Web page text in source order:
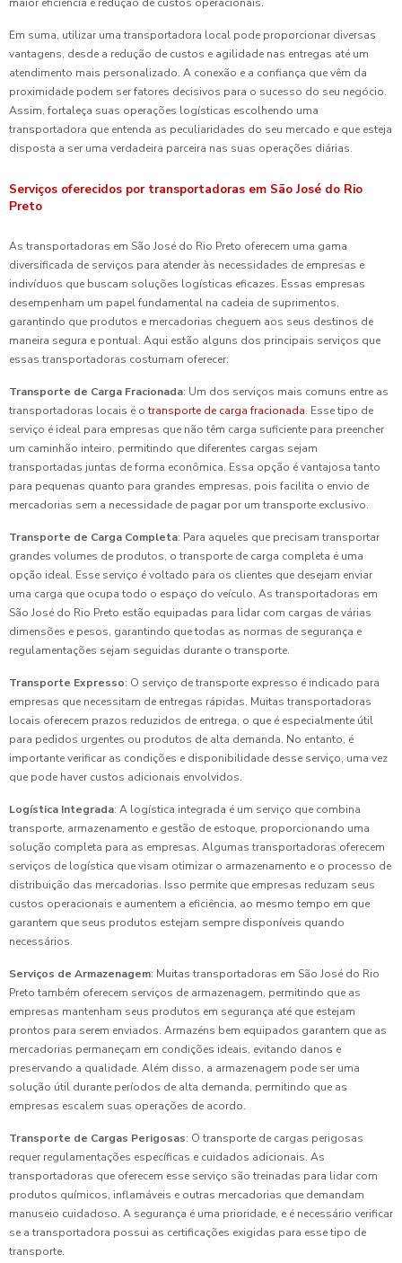
Em suma, utilizar uma transportadora local pode proporcionar diversas
vantagens, desde a redução de custos e agilidade nas entregas até um
atendimento mais personalizado. A conexão e a confiança que vêm da
proximidade podem ser fatores decisivos para o sucesso do seu negócio.
Assim, fortaleça suas operações logísticas escolhendo uma
transportadora que entenda as peculiaridades do seu mercado e que esteja
disposta a ser uma verdadeira parceira nas suas operações diárias.
Serviços oferecidos por transportadoras em São José do Rio
Preto
As transportadoras em São José do Rio Preto oferecem uma gama
diversificada de serviços para atender às necessidades de empresas e
indivíduos que buscam soluções logísticas eficazes. Essas empresas
desempenham um papel fundamental na cadeia de suprimentos,
garantindo que produtos e mercadorias cheguem aos seus destinos de
maneira segura e pontual. Aqui estão alguns dos principais serviços que
essas transportadoras costumam oferecer:
Transporte de Carga Fracionada: Um dos serviços mais comuns entre as
transportadoras locais é otransporte de carga fracionada. Esse tipo de
serviço é ideal para empresas que não têm carga suficiente para preencher
um caminhão inteiro, permitindo que diferentes cargas sejam
transportadas juntas de forma econômica. Essa opção é vantajosa tanto
para pequenas quanto para grandes empresas, pois facilita o envio de
mercadorias sem a necessidade de pagar por um transporte exclusivo.
Transporte de Carga Completa: Para aqueles que precisam transportar
grandes volumes de produtos, o transporte de carga completa é uma
opção ideal. Esse serviço é voltado para os clientes que desejam enviar
uma carga que ocupa todo o espaço do veículo. As transportadoras em
São José do Rio Preto estão equipadas para lidar com cargas de várias
dimensões e pesos, garantindo que todas as normas de segurança e
regulamentações sejam seguidas durante o transporte.
Transporte Expresso: O serviço de transporte expresso é indicado para
empresas que necessitam de entregas rápidas. Muitas transportadoras
locais oferecem prazos reduzidos de entrega, o que é especialmente útil
para pedidos urgentes ou produtos de alta demanda. No entanto, é
importante verificar as condições e disponibilidade desse serviço, uma vez
que pode haver custos adicionais envolvidos.
Logística Integrada: A logística integrada é um serviço que combina
transporte, armazenamento e gestão de estoque, proporcionando uma
solução completa para as empresas. Algumas transportadoras oferecem
serviços de logística que visam otimizar o armazenamento e o processo de
distribuição das mercadorias. Isso permite que empresas reduzam seus
custos operacionais e aumentem a eficiência, ao mesmo tempo em que
garantem que seus produtos estejam sempre disponíveis quando
necessários.
Serviços de Armazenagem: Muitas transportadoras em São José do Rio
Preto também oferecem serviços de armazenagem, permitindo que as
empresas mantenham seus produtos em segurança até que estejam
prontos para serem enviados. Armazéns bem equipados garantem que as
mercadorias permaneçam em condições ideais, evitando danos e
preservando a qualidade. Além disso, a armazenagem pode ser uma
solução útil durante períodos de alta demanda, permitindo que as
empresas escalem suas operações de acordo.
Transporte de Cargas Perigosas: O transporte de cargas perigosas
requer regulamentações específicas e cuidados adicionais. As
transportadoras que oferecem esse serviço são treinadas para lidar com
produtos químicos, inflamáveis e outras mercadorias que demandam
manuseio cuidadoso. A segurança é uma prioridade, e é necessário verificar
se a transportadora possui as certificações exigidas para esse tipo de
transporte.